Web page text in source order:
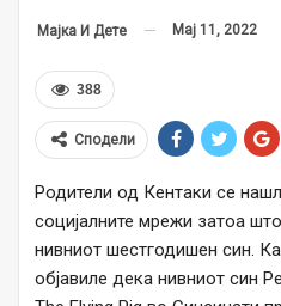
Мајка И Дете Мај 11, 2022
388
Сподели
Родители од Кентаки се
социјалните мрежи затоа
нивниот шестгодишен син.
објавиле дека нивниот син